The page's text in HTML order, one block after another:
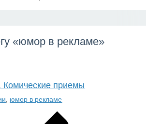
«юмор в рекламе»
Комические приемы
юмор в рекламе